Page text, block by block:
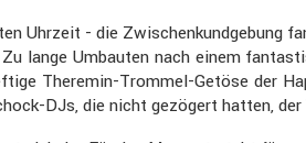
Uhrzeit - die
lange Umbauten nach einem
Theremin-Trommel-Getöse der
DJs, die nicht gezögert hatten,